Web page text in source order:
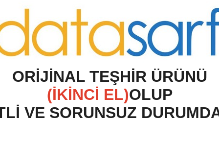
ORİJİNAL TEŞHİR ÜRÜNÜ
(İKİNCİ EL)OLUP
VE SORUNSUZ